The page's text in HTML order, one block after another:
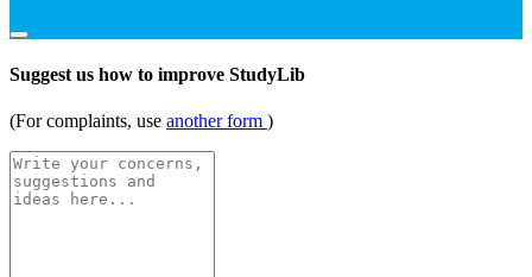
Suggest us how to improve StudyLib
(For complaints, use another form )